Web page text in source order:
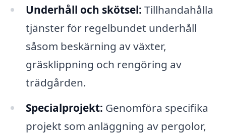
Underhåll och skötsel: Tillhandahålla
tjänster för regelbundet underhåll
såsom beskärning av växter,
gräsklippning och rengöring av
trädgården.
Specialprojekt: Genomföra specifika
projekt som anläggning av pergolor,